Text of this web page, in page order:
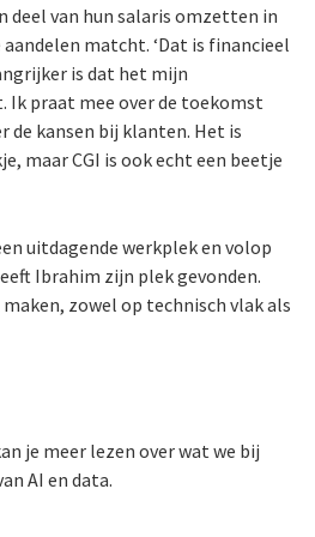
deel van hun salaris omzetten in
aandelen matcht. ‘Dat is financieel
is dat het mijn
Ik praat mee over de toekomst
de kansen bij klanten. Het is
maar CGI is ook echt een beetje
uitdagende werkplek en volop
Ibrahim zijn plek gevonden.
zowel op technisch vlak als
je meer lezen over wat we bij
AI en data.